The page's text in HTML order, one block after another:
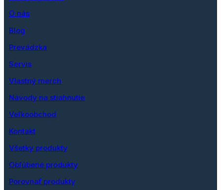
O nás
Blog
Prevádzka
Servis
Vlastný merch
Návody na stiahnutie
Veľkoobchod
Kontakt
Všetky produkty
Obľúbené produkty
Porovnať produkty